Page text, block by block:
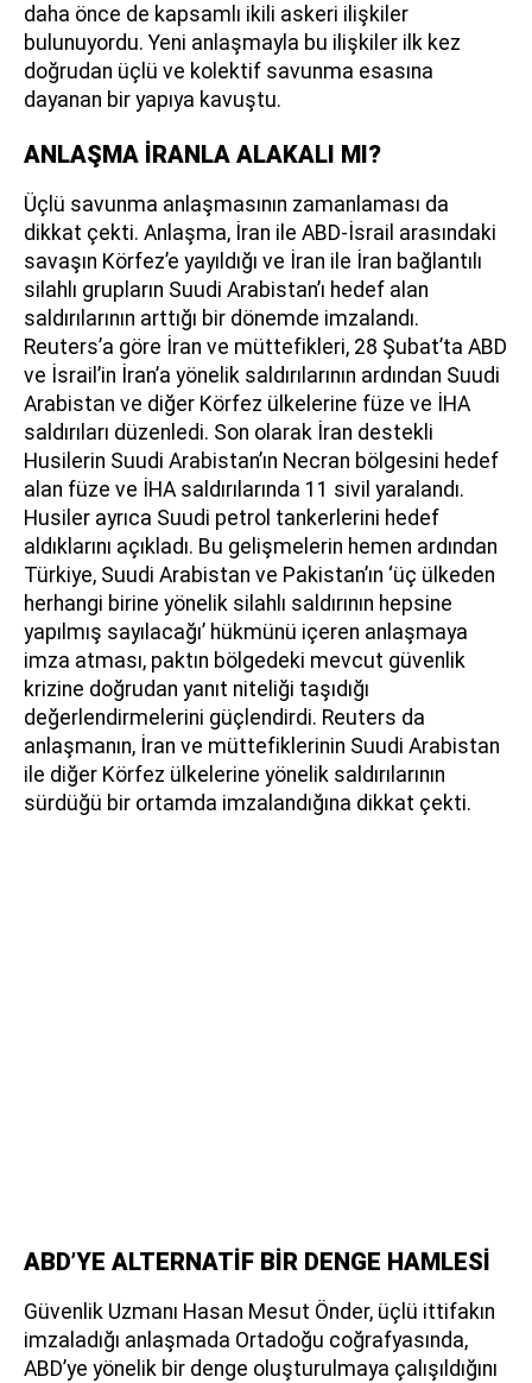
daha önce de kapsamlı ikili askeri ilişkiler
bulunuyordu. Yeni anlaşmayla bu ilişkiler ilk kez
doğrudan üçlü ve kolektif savunma esasına
dayanan bir yapıya kavuştu.
ANLAŞMA İRANLA ALAKALI MI?
Üçlü savunma anlaşmasının zamanlaması da
dikkat çekti. Anlaşma, İran ile ABD-İsrail arasındaki
savaşın Körfez’e yayıldığı ve İran ile İran bağlantılı
silahlı grupların Suudi Arabistan’ı hedef alan
saldırılarının arttığı bir dönemde imzalandı.
Reuters’a göre İran ve müttefikleri, 28 Şubat’ta ABD
ve İsrail’in İran’a yönelik saldırılarının ardından Suudi
Arabistan ve diğer Körfez ülkelerine füze ve İHA
saldırıları düzenledi. Son olarak İran destekli
Husilerin Suudi Arabistan’ın Necran bölgesini hedef
alan füze ve İHA saldırılarında 11 sivil yaralandı.
Husiler ayrıca Suudi petrol tankerlerini hedef
aldıklarını açıkladı. Bu gelişmelerin hemen ardından
Türkiye, Suudi Arabistan ve Pakistan’ın ‘üç ülkeden
herhangi birine yönelik silahlı saldırının hepsine
yapılmış sayılacağı’ hükmünü içeren anlaşmaya
imza atması, paktın bölgedeki mevcut güvenlik
krizine doğrudan yanıt niteliği taşıdığı
değerlendirmelerini güçlendirdi. Reuters da
anlaşmanın, İran ve müttefiklerinin Suudi Arabistan
ile diğer Körfez ülkelerine yönelik saldırılarının
sürdüğü bir ortamda imzalandığına dikkat çekti.
ABD’YE ALTERNATİF BİR DENGE HAMLESİ
Güvenlik Uzmanı Hasan Mesut Önder, üçlü ittifakın
imzaladığı anlaşmada Ortadoğu coğrafyasında,
ABD’ye yönelik bir denge oluşturulmaya çalışıldığını